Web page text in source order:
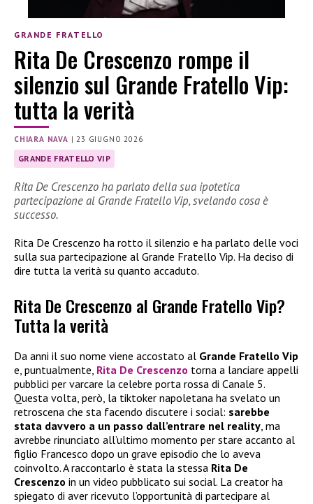
GRANDE FRATELLO
Rita De Crescenzo rompe il
silenzio sul Grande Fratello Vip:
tutta la verità
CHIARA NAVA |23 GIUGNO 2026
GRANDE FRATELLO VIP
Rita De Crescenzo ha parlato della sua ipotetica
partecipazione al Grande Fratello Vip, svelando cosa è
successo.
Rita De Crescenzo ha rotto il silenzio e ha parlato delle voci
sulla sua partecipazione al Grande Fratello Vip. Ha deciso di
dire tutta la verità su quanto accaduto.
Rita De Crescenzo al Grande Fratello Vip?
Tutta la verità
Da anni il suo nome viene accostato al Grande Fratello Vip
e, puntualmente, Rita De Crescenzo torna a lanciare appelli
pubblici per varcare la celebre porta rossa di Canale 5.
Questa volta, però, la tiktoker napoletana ha svelato un
retroscena che sta facendo discutere i social: sarebbe
stata davvero a un passo dall’entrare nel reality, ma
avrebbe rinunciato all’ultimo momento per stare accanto al
figlio Francesco dopo un grave episodio che lo aveva
coinvolto. A raccontarlo è stata la stessa Rita De
Crescenzo in un video pubblicato sui social. La creator ha
spiegato di aver ricevuto l’opportunità di partecipare al